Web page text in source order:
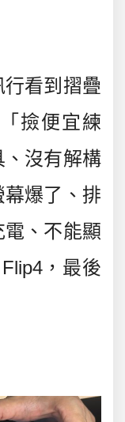
看到摺疊
撿便宜練
沒有解構
爆了、排
、不能顯
，最後